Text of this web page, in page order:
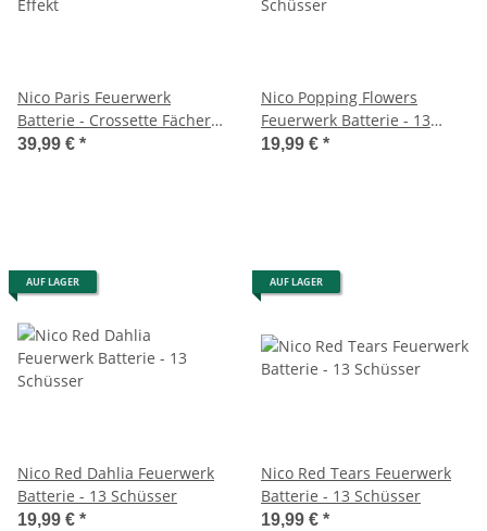
Nico Paris Feuerwerk
Batterie - Crossette Fächer
Effekt
39,99 € *
Nico Popping Flowers
Feuerwerk Batterie - 13
Schüsser
19,99 € *
AUF LAGER
Nico Red Dahlia Feuerwerk
Batterie - 13 Schüsser
19,99 € *
AUF LAGER
Nico Red Tears Feuerwerk
Batterie - 13 Schüsser
19,99 € *